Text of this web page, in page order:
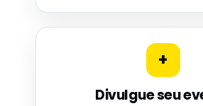
+
Divulgue seu